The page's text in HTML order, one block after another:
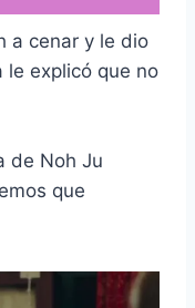
a cenar y le dio
le explicó que no
de Noh Ju
que